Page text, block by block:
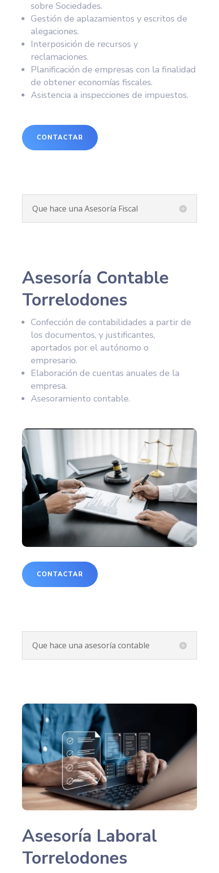
sobre Sociedades.
Gestión de aplazamientos y escritos de
alegaciones.
Interposición de recursos y
reclamaciones.
Planificación de empresas con la finalidad
de obtener economías fiscales.
Asistencia a inspecciones de impuestos.
CONTACTAR
Que hace una Asesoría Fiscal
Asesoría Contable
Torrelodones
Confección de contabilidades a partir de
los documentos, y justificantes,
aportados por el autónomo o
empresario.
Elaboración de cuentas anuales de la
empresa.
Asesoramiento contable.
CONTACTAR
Que hace una asesoría contable
Asesoría Laboral
Torrelodones